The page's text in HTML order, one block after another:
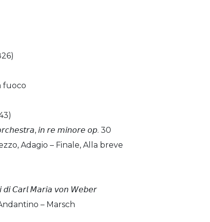
fuoco
𝘪𝘯 𝘳𝘦 𝘮𝘪𝘯𝘰𝘳𝘦 𝘰𝘱. 30
Adagio – Finale, Alla breve
𝘥𝘪 𝘊𝘢𝘳𝘭 𝘔𝘢𝘳𝘪𝘢 𝘷𝘰𝘯 𝘞𝘦𝘣𝘦𝘳
– Marsch